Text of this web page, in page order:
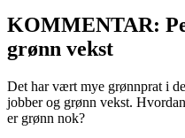
KOMMENTAR:
grønn vekst
Det har vært mye grønnprat i
jobber og grønn vekst.
er grønn nok?